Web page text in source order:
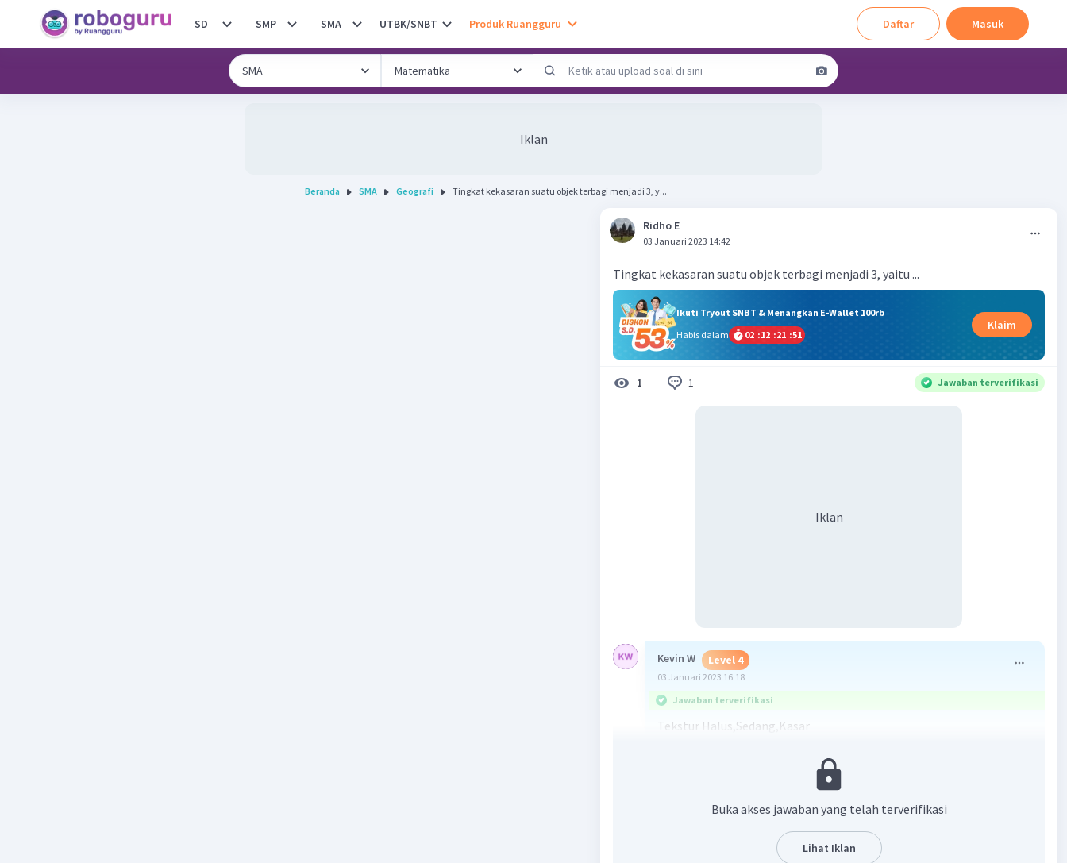
SD SMP SMA UTBK/SNBT Produk Ruangguru Daftar Masuk
Iklan
Beranda SMA Geografi Tingkat kekasaran suatu objek terbagi menjadi 3, y...
Ridho E
03 Januari 2023 14:42
Tingkat kekasaran suatu objek terbagi menjadi 3, yaitu ...
Ikuti Tryout SNBT & Menangkan E-Wallet 100rb
Habis dalam
02 :12 :21 :51
Klaim
1 1 Jawaban terverifikasi
Iklan
Kevin W Level 4
03 Januari 2023 16:18
Jawaban terverifikasi
Tekstur Halus,Sedang,Kasar
Balas
Buka akses jawaban yang telah terverifikasi
Lihat Iklan